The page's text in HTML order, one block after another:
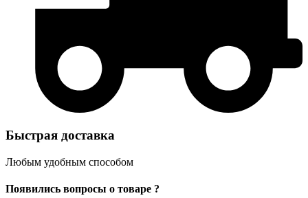
Быстрая доставка
Любым удобным способом
Появились вопросы о товаре ?